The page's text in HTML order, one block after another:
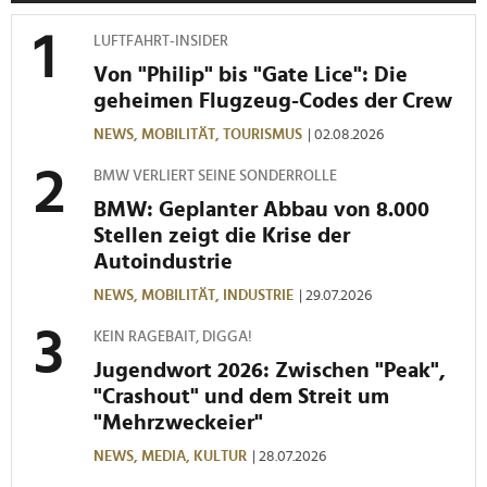
LUFTFAHRT-INSIDER
Von "Philip" bis "Gate Lice": Die
geheimen Flugzeug-Codes der Crew
NEWS, MOBILITÄT, TOURISMUS | 02.08.2026
BMW VERLIERT SEINE SONDERROLLE
BMW: Geplanter Abbau von 8.000
Stellen zeigt die Krise der
Autoindustrie
NEWS, MOBILITÄT, INDUSTRIE | 29.07.2026
KEIN RAGEBAIT, DIGGA!
Jugendwort 2026: Zwischen "Peak",
"Crashout" und dem Streit um
"Mehrzweckeier"
NEWS, MEDIA, KULTUR | 28.07.2026